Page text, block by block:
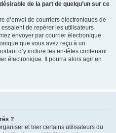
de la part de quelqu’un sur ce
d’envoi de courriers électroniques de
de repérer les utilisateurs
envoyer par courrier électronique
que vous avez reçu à un
d’y inclure les en-têtes contenant
électronique. Il pourra alors agir en
?
et trier certains utilisateurs du